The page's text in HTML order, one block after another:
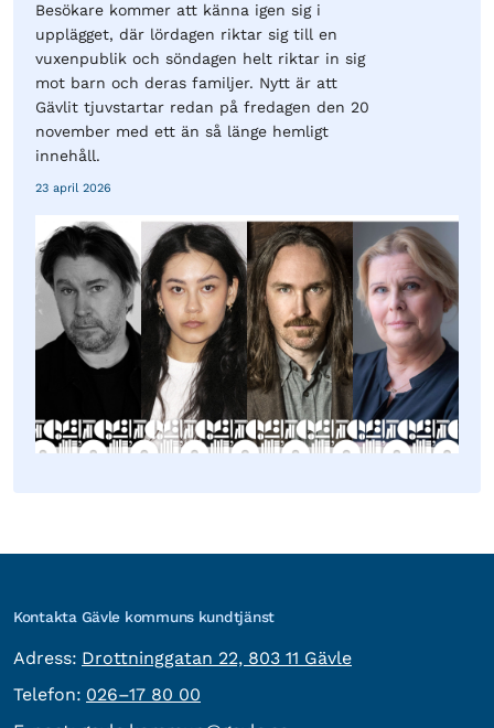
Besökare kommer att känna igen sig i
upplägget, där lördagen riktar sig till en
vuxenpublik och söndagen helt riktar in sig
mot barn och deras familjer. Nytt är att
Gävlit tjuvstartar redan på fredagen den 20
november med ett än så länge hemligt
innehåll.
23 april 2026
Kontakta Gävle kommuns kundtjänst
Adress: besöksadress:
Drottninggatan 22, 803 11 Gävle
Telefon: Telefon:
026–17 80 00